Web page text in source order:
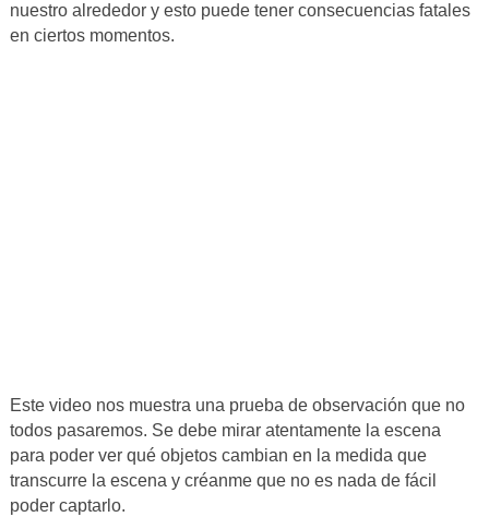
nuestro alrededor y esto puede tener consecuencias fatales
en ciertos momentos.
Este video nos muestra una prueba de observación que no
todos pasaremos. Se debe mirar atentamente la escena
para poder ver qué objetos cambian en la medida que
transcurre la escena y créanme que no es nada de fácil
poder captarlo.